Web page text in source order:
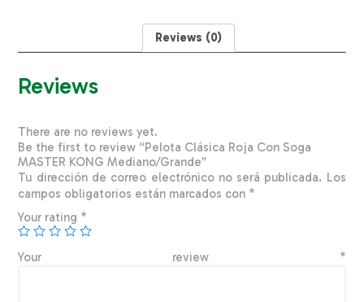
Reviews (0)
Reviews
There are no reviews yet.
Be the first to review “Pelota Clásica Roja Con Soga
MASTER KONG Mediano/Grande”
Tu dirección de correo electrónico no será publicada. Los
campos obligatorios están marcados con *
Your rating *
Your review *